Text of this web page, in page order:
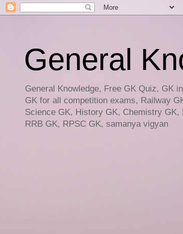
General
General Knowledge, Free GK Quiz, GK
GK for all competition exams, Railway
Science GK, History GK, Chemistry
RRB GK, RPSC GK, samanya vigyan